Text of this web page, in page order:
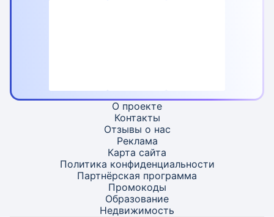
О проекте
Контакты
Отзывы о нас
Реклама
Карта сайта
Политика конфиденциальности
Партнёрская программа
Промокоды
Образование
Недвижимость